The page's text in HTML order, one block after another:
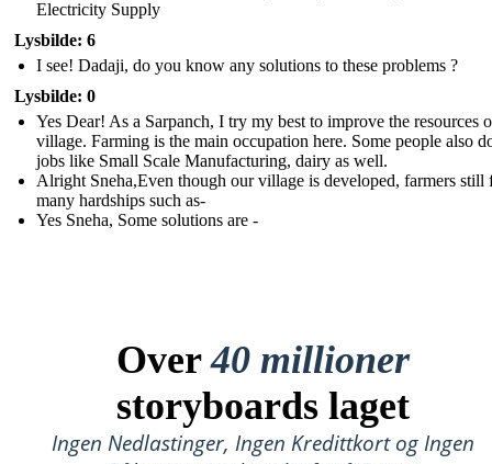
Electricity Supply
Lysbilde: 6
I see! Dadaji, do you know any solutions to these problems ?
Lysbilde: 0
Yes Dear! As a Sarpanch, I try my best to improve the resources
village. Farming is the main occupation here. Some people also
jobs like Small Scale Manufacturing, dairy as well.
Alright Sneha,Even though our village is developed, farmers still
many hardships such as-
Yes Sneha, Some solutions are -
Over40 millioner
storyboards laget
Ingen Nedlastinger, Ingen Kredittkort og Ingen